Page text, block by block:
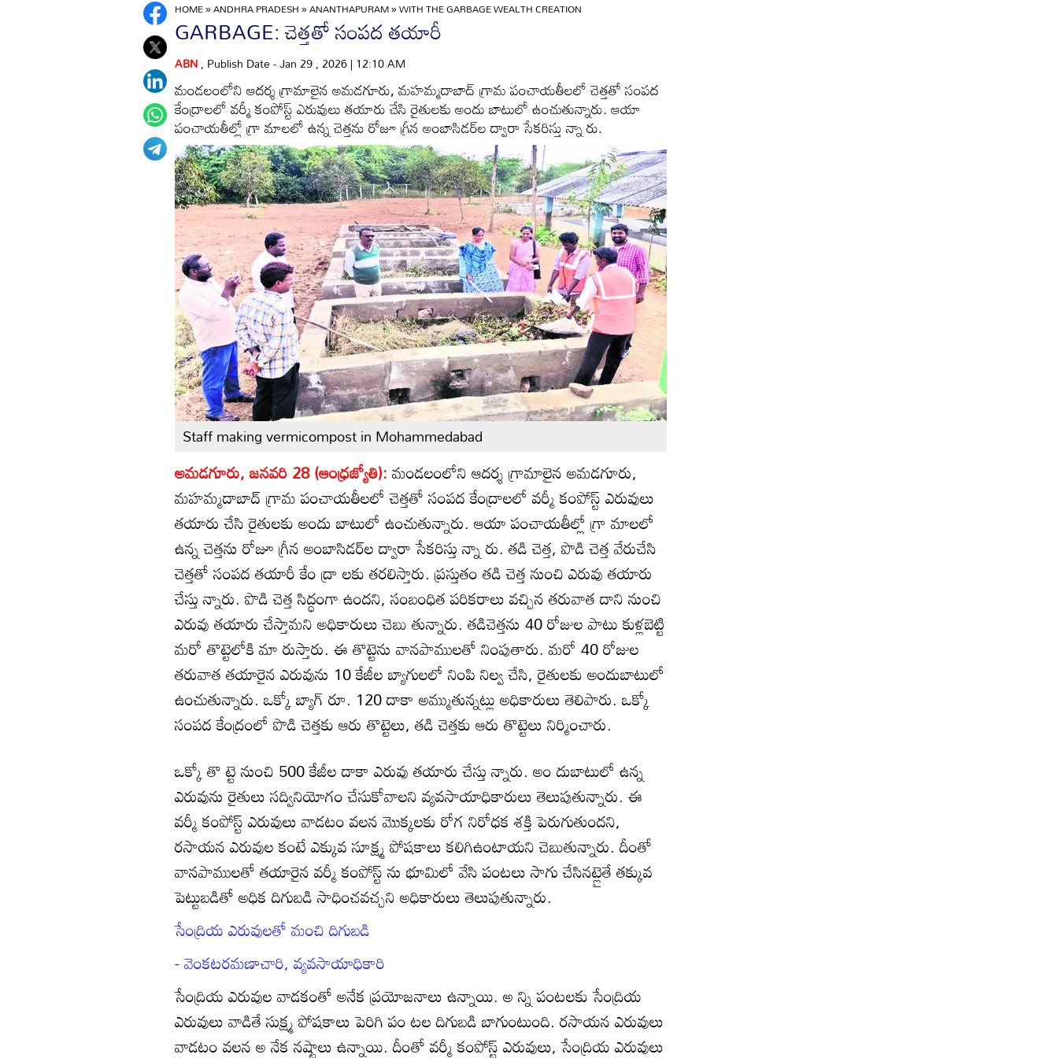
HOME»ANDHRA PRADESH»ANANTHAPURAM»WITH THE GARBAGE WEALTH CREATION
GARBAGE: చెత్తతో సంపద తయారీ
ABN, Publish Date - Jan 29 , 2026 | 12:10 AM
మండలంలోని ఆదర్శ గ్రామాలైన అమడగూరు, మహమ్మదాబాద్‌ గ్రామ పంచాయతీలలో చెత్తతో సంపద
కేంద్రాలలో వర్మీ కంపోస్ట్‌ ఎరువులు తయారు చేసి రైతులకు అందు బాటులో ఉంచుతున్నారు. ఆయా
పంచాయతీల్లో గ్రా మాలలో ఉన్న చెత్తను రోజూ గ్రీన అంబాసిడర్‌ల ద్వారా సేకరిస్తు న్నా రు.
Staff making vermicompost in Mohammedabad
అమడగూరు, జనవరి 28 (ఆంధ్రజ్యోతి):మండలంలోని ఆదర్శ గ్రామాలైన అమడగూరు,
మహమ్మదాబాద్‌ గ్రామ పంచాయతీలలో చెత్తతో సంపద కేంద్రాలలో వర్మీ కంపోస్ట్‌ ఎరువులు
తయారు చేసి రైతులకు అందు బాటులో ఉంచుతున్నారు. ఆయా పంచాయతీల్లో గ్రా మాలలో
ఉన్న చెత్తను రోజూ గ్రీన అంబాసిడర్‌ల ద్వారా సేకరిస్తు న్నా రు. తడి చెత్త, పొడి చెత్త వేరుచేసి
చెత్తతో సంపద తయారీ కేం ద్రా లకు తరలిస్తారు. ప్రస్తుతం తడి చెత్త నుంచి ఎరువు తయారు
చేస్తు న్నారు. పొడి చెత్త సిద్ధంగా ఉందని, సంబంధిత పరికరాలు వచ్చిన తరువాత దాని నుంచి
ఎరువు తయారు చేస్తామని అధికారులు చెబు తున్నారు. తడిచెత్తను 40 రోజుల పాటు కుళ్లబెట్టి
మరో తొట్టెలోకి మా రుస్తారు. ఈ తొట్టెను వానపాములతో నింపుతారు. మరో 40 రోజుల
తరువాత తయారైన ఎరువును 10 కేజీల బ్యాగులలో నింపి నిల్వ చేసి, రైతులకు అందుబాటులో
ఉంచుతున్నారు. ఒక్కో బ్యాగ్‌ రూ. 120 దాకా అమ్ముతున్నట్లు అధికారులు తెలిపారు. ఒక్కో
సంపద కేంద్రంలో పొడి చెత్తకు ఆరు తొట్టెలు, తడి చెత్తకు ఆరు తొట్టెలు నిర్మించారు.
ఒక్కో తొ ట్టె నుంచి 500 కేజీల దాకా ఎరువు తయారు చేస్తు న్నారు. అం దుబాటులో ఉన్న
ఎరువును రైతులు సద్వినియోగం చేసుకోవాలని వ్యవసాయాధికారులు తెలుపుతున్నారు. ఈ
వర్మీ కంపోస్ట్‌ ఎరువులు వాడటం వలన మొక్కలకు రోగ నిరోధక శక్తి పెరుగుతుందని,
రసాయన ఎరువుల కంటే ఎక్కువ సూక్ష్మ పోషకాలు కలిగిఉంటాయని చెబుతున్నారు. దీంతో
వానపాములతో తయారైన వర్మీ కంపోస్ట్‌ ను భూమిలో వేసి పంటలు సాగు చేసినట్లైతే తక్కువ
పెట్టుబడితో అధిక దిగుబడి సాధించవచ్చని అధికారులు తెలుపుతున్నారు.
సేంద్రియ ఎరువులతో మంచి దిగుబడి
- వెంకటరమణాచారి, వ్యవసాయాధికారి
సేంద్రియ ఎరువుల వాడకంతో అనేక ప్రయోజనాలు ఉన్నాయి. అ న్ని పంటలకు సేంద్రియ
ఎరువులు వాడితే సుక్ష్మ పోషకాలు పెరిగి పం టల దిగుబడి బాగుంటుంది. రసాయన ఎరువులు
వాడటం వలన అ నేక నష్టాలు ఉన్నాయి. దీంతో వర్మీ కంపోస్ట్‌ ఎరువులు, సేంద్రియ ఎరువులు